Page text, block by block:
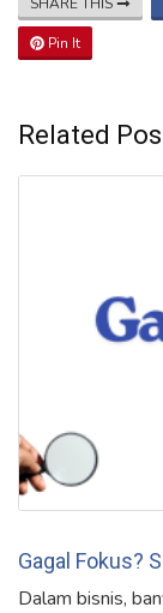
SHARE THIS
Pin It
Related
Gagal Fokus?
Dalam bisnis,